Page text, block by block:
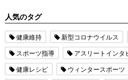
人気のタグ
健康維持 新型コロナウイルス
スポーツ指導
アスリートインタ
健康レシピ
ウィンタースポーツ